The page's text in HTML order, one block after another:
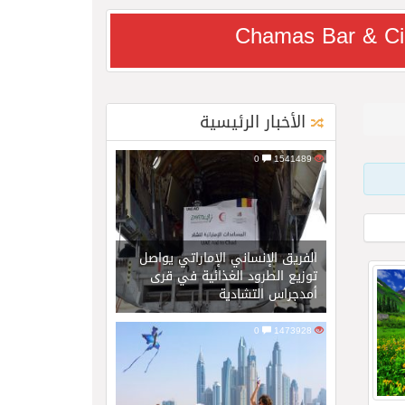
Chamas Bar &
الأخبار الرئيسية
1541489
الفريق الإنساني الإماراتي يواصل
توزيع الطرود الغذائية في قرى
أمدجراس التشادية
1473928